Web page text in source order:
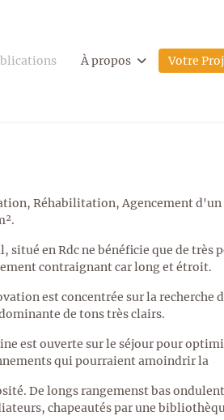
À propos Votre
Réhabilitation, Agencement
situé en Rdc ne bénéficie que de très
contraignant car long et étroit.
est concentrée sur la
de tons très clairs.
est ouverte sur le séjour pour
qui pourraient amoindrir la
De longs rangemenst bas
chapeautés par une